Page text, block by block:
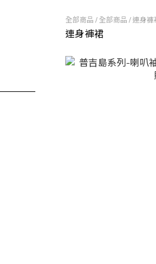
全部商品 /全部商品 /連身褲
連身褲裙